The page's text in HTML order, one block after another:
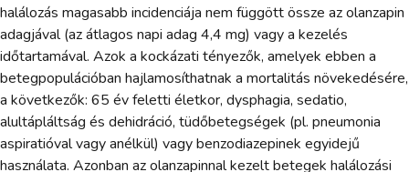
halálozás magasabb incidenciája nem függött össze az olanzapin
adagjával (az átlagos napi adag 4,4 mg) vagy a kezelés
időtartamával. Azok a kockázati tényezők, amelyek ebben a
betegpopulációban hajlamosíthatnak a mortalitás növekedésére,
a következők: 65 év feletti életkor, dysphagia, sedatio,
alultápláltság és dehidráció, tüdőbetegségek (pl. pneumonia
aspiratióval vagy anélkül) vagy benzodiazepinek egyidejű
használata. Azonban az olanzapinnal kezelt betegek halálozási